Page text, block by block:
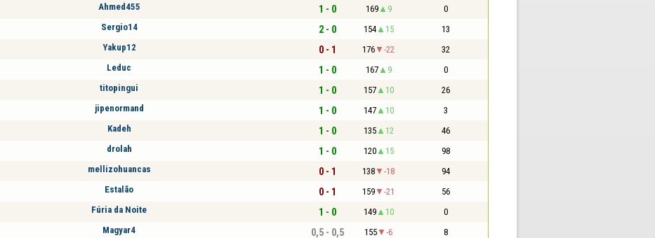
Ahmed455 1 - 0 169 9 0
Sergio14 2 - 0 154 15 13
Yakup12 0 - 1 176 -22 32
Leduc 1 - 0 167 9 0
titopingui 1 - 0 157 10 26
jipenormand 1 - 0 147 10 3
Kadeh 1 - 0 135 12 46
drolah 1 - 0 120 15 98
mellizohuancas 0 - 1 138 -18 94
Estalão 0 - 1 159 -21 56
Fúria da Noite 1 - 0 149 10 0
Magyar4 0,5 - 0,5 155 -6 8